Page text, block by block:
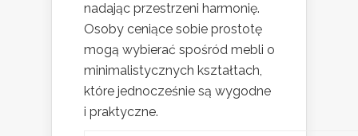
nadając przestrzeni harmonię.
Osoby ceniące sobie prostotę
mogą wybierać spośród mebli o
minimalistycznych kształtach,
które jednocześnie są wygodne
i praktyczne.